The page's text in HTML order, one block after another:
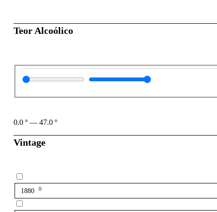
Teor Alcoólico
0.0 º — 47.0 º
Vintage
1880 0